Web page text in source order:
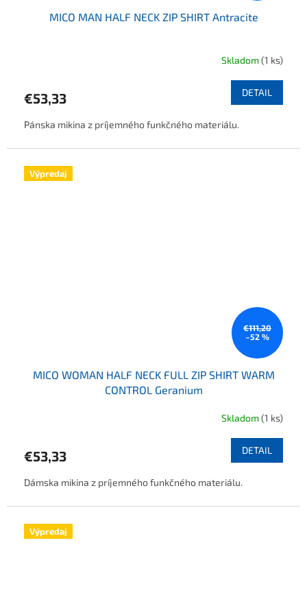
MICO MAN HALF NECK ZIP SHIRT Antracite
Skladom(1 ks)
€53,33 DETAIL
Pánska mikina z príjemného funkčného materiálu.
Výpredaj
€111,20
–52 %
MICO WOMAN HALF NECK FULL ZIP SHIRT WARM
CONTROL Geranium
Skladom(1 ks)
€53,33 DETAIL
Dámska mikina z príjemného funkčného materiálu.
Výpredaj